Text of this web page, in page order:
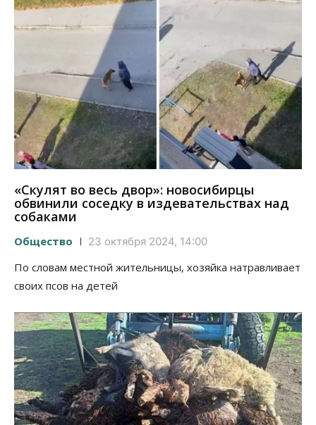
«Скулят во весь двор»: новосибирцы
обвинили соседку в издевательствах над
собаками
Общество 23 октября 2024, 14:00
По словам местной жительницы, хозяйка натравливает
своих псов на детей